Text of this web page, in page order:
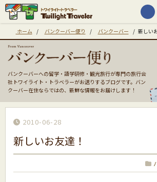
ホーム / バンクーバー便り / バンクーバー / 新しい
バンクーバーへの留学・語学研修・観光旅行が専門の旅行会
社トワイライト・トラベラーがお送りするブログです。バン
クーバー在住ならではの、新鮮な情報をお届けします！
2010-06-28
新しいお友達！